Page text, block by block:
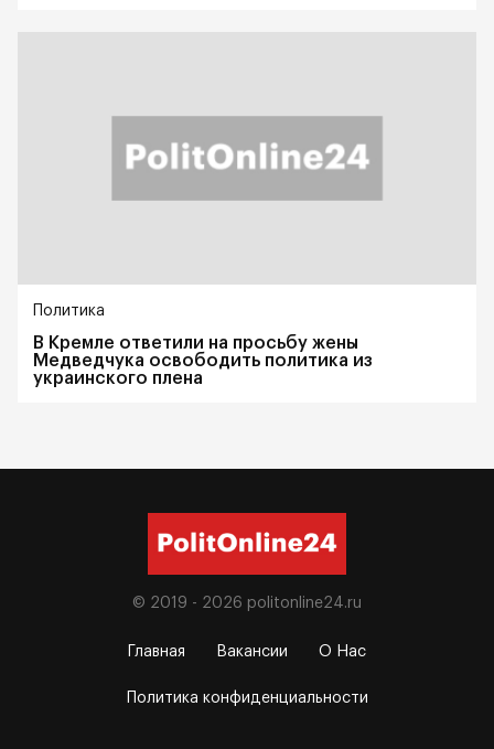
Политика
В Кремле ответили на просьбу жены
Медведчука освободить политика из
украинского плена
© 2019 - 2026 politonline24.ru
Главная Вакансии О Нас
Политика конфиденциальности